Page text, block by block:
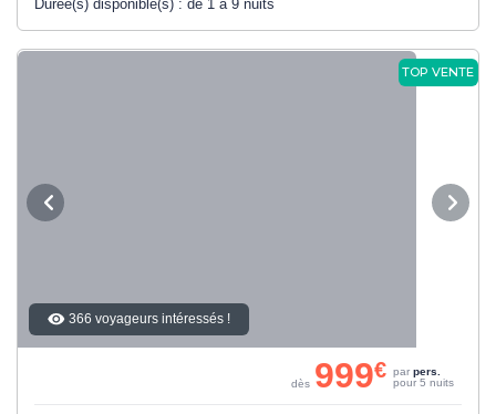
Durée(s) disponible(s) : de 1 à 9 nuits
TOP VENTE
366 voyageurs intéressés !
dès 999€ par pers.
pour 5 nuits